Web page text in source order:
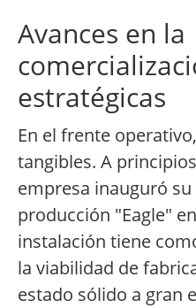
Avances en la
estratégicas
En el frente
tangibles. A
empresa inauguró
producción "Eagle"
instalación tiene
la viabilidad de
estado sólido a gran